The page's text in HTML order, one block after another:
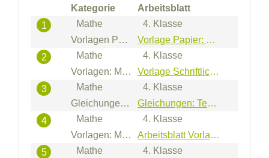
Kategorie
Arbeitsblatt
1
Mathe
4. Klasse
Vorlagen Papier: Kariert
Vorlage Papier: Kariert mittlere Kästchen im Hochformat (grau)
2
Mathe
4. Klasse
Vorlagen: Mathe Subtraktion
Vorlage Schriftliche Subtraktion (1.000er - 2 Summanden)
3
Mathe
4. Klasse
Gleichungen mit Textaufgaben
Gleichungen: Textaufgaben - Division bis 1.000
4
Mathe
4. Klasse
Vorlagen: Mathe
Arbeitsblatt Vorlage: Achsenspiegelung
5
Mathe
4. Klasse